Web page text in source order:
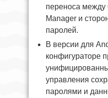
переноса между
Manager и
паролей.
В версии для
конфигураторе
управления
паролями и